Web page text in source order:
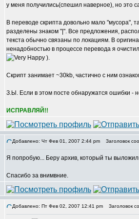
у меня получились(спешил наверное), но это
В переводе скрипта довольно мало "мусора",
разделены знаком "|". Все предложения,
текста обычно связаны по локациям. В
ненадобностью в процессе перевода я
).
Скрипт занимает ~30kb, частично с ним
З.Ы. Если в этом посте обнаружатся ошибки
ИСПРАВЛЯЙ!!
Добавлено: Чт Фев 01, 2007 2:44 pm Заголовок
Я попробую... Беру архив, который ты
Спасибо за внимвние.
Добавлено: Пт Фев 02, 2007 12:41 pm Заголовок